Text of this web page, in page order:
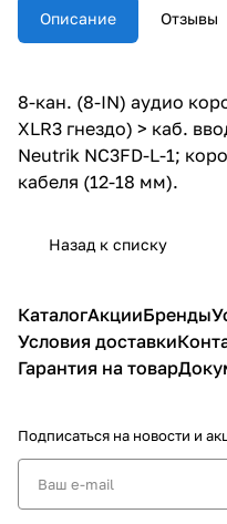
Описание
Отзывы
8-кан. (8-IN) аудио
XLR3 гнездо) > каб.
Neutrik NC3FD-L-1;
кабеля (12-18 мм).
Назад к списку
КаталогАкцииБренды
Условия доставки
Гарантия на товар
Подписаться на новости и